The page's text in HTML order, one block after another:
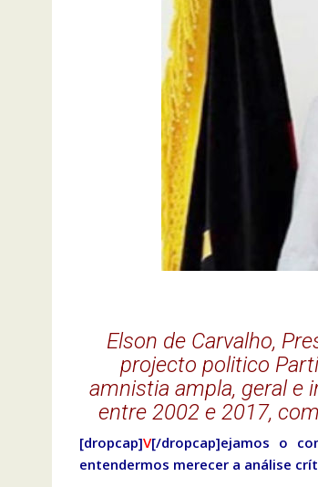
Elson de Carvalho,
projecto politico
amnistia ampla, geral e
entre 2002 e 2017,
[dropcap]V[/dropcap]ejamos o
entendermos merecer a análise